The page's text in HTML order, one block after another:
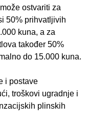
ostvariti za
50% prihvatljivih
kuna, a za
također 50%
do 15.000 kuna.
i postave
troškovi ugradnje i
plinskih